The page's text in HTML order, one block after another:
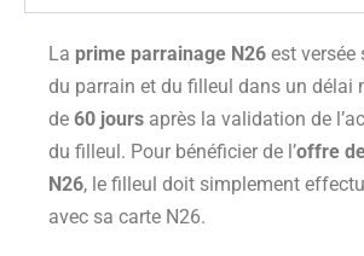
La prime parrainage N26 est versée
du parrain et du filleul dans un délai
de 60 jours après la validation de
du filleul. Pour bénéficier de l’offre
N26, le filleul doit simplement
avec sa carte N26.